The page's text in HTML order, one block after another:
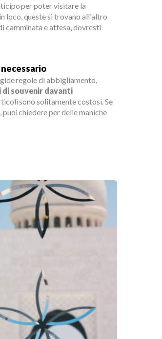
per poter visitare la
loco, queste si trovano all'altro
camminata e attesa, dovresti
regole di abbigliamento,
di souvenir davanti
sono solitamente costosi. Se
chiedere per delle maniche